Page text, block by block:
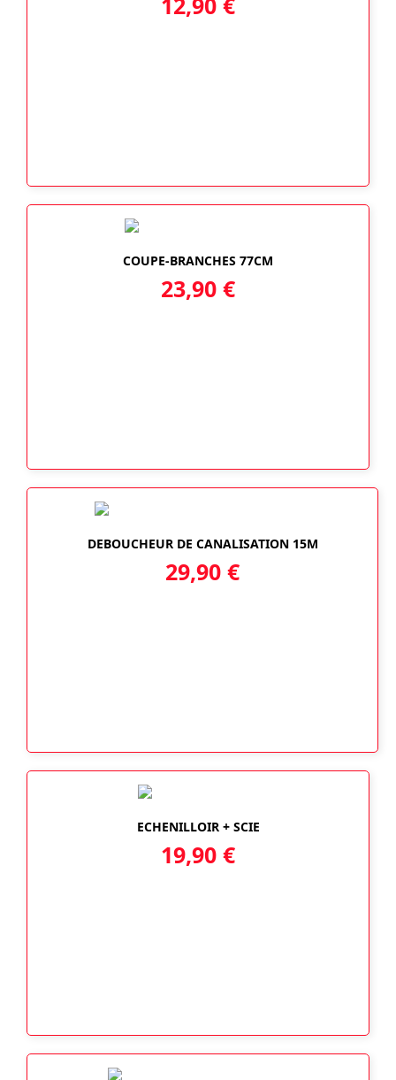
COUPE-BRANCHES 77CM
23,90 €
DEBOUCHEUR DE CANALISATION 15M
29,90 €
ECHENILLOIR + SCIE
19,90 €